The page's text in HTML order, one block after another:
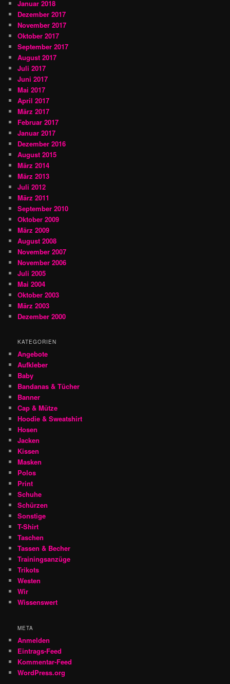
Januar 2018
Dezember 2017
November 2017
Oktober 2017
September 2017
August 2017
Juli 2017
Juni 2017
Mai 2017
April 2017
März 2017
Februar 2017
Januar 2017
Dezember 2016
August 2015
März 2014
März 2013
Juli 2012
März 2011
September 2010
Oktober 2009
März 2009
August 2008
November 2007
November 2006
Juli 2005
Mai 2004
Oktober 2003
März 2003
Dezember 2000
KATEGORIEN
Angebote
Aufkleber
Baby
Bandanas & Tücher
Banner
Cap & Mütze
Hoodie & Sweatshirt
Hosen
Jacken
Kissen
Masken
Polos
Print
Schuhe
Schürzen
Sonstige
T-Shirt
Taschen
Tassen & Becher
Trainingsanzüge
Trikots
Westen
Wir
Wissenswert
META
Anmelden
Eintrags-Feed
Kommentar-Feed
WordPress.org